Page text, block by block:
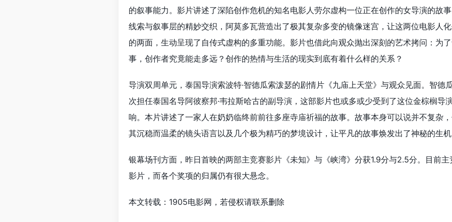
的叙事能力。影片讲述了深陷创作危机的知名电影人劳尔虚构一位正在创作的女导演的故
线索与叙事层的精妙交织，阿莫多瓦营造出了极其复杂多变的镜像迷宫，让这两位电影人
的两面，生动呈现了自传式虚构的多重功能。影片也借此向观众抛出深刻的艺术拷问：为
事，创作者究竟能走多远？创作的热情与生活的现实到底有着什么样的关系？
导演双周单元，泰国导演索波特·智德瓜索泼瑟的剧情片《九庙上天堂》与观众见面。智德
次担任泰国名导阿彼察邦·韦拉斯哈古的副导演，这部影片也或多或少受到了这位金棕榈导
响。本片讲述了一家人在奶奶临终前前往多座寺庙祈福的故事。故事本身可以说并不复杂
其沉稳而温柔的镜头语言以及几个极为精巧的梦境设计，让平凡的故事焕发出了神秘的生
银幕场刊方面，昨日首映的两部主竞赛影片《未知》与《峡湾》分获1.9分与2.5分。目前
影片，而各个奖项的归属仍有很大悬念。
本文转载：1905电影网，若侵权请联系删除